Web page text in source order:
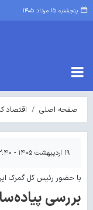
پنجشنبه ۱۵ مرداد ۱۴۰۵
صفحه اصلی اقتصاد
۱۹ اردیبهشت ۱۴۰۵ - ۱۲:۴۰
با حضور رئیس کل گمرک
بررسی